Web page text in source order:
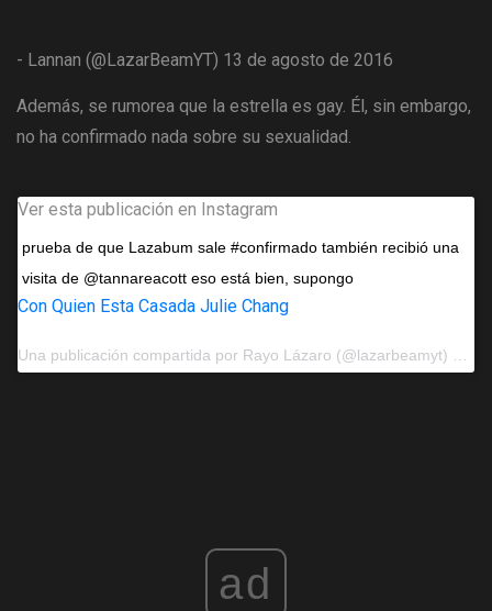
- Lannan (@LazarBeamYT) 13 de agosto de 2016
Además, se rumorea que la estrella es gay. Él, sin embargo,
no ha confirmado nada sobre su sexualidad.
Ver esta publicación en Instagram
prueba de que Lazabum sale #confirmado también recibió una
visita de @tannareacott eso está bien, supongo
Con Quien Esta Casada Julie Chang
Una publicación compartida por Rayo Lázaro (@lazarbeamyt) el 15 de mayo de 2017 a las 5:26 pm PDT
ad